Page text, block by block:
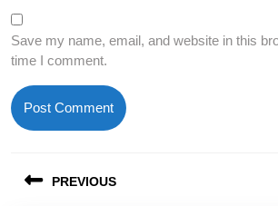
Save my name, email, and website in this
time I comment.
navigation
PREVIOUS